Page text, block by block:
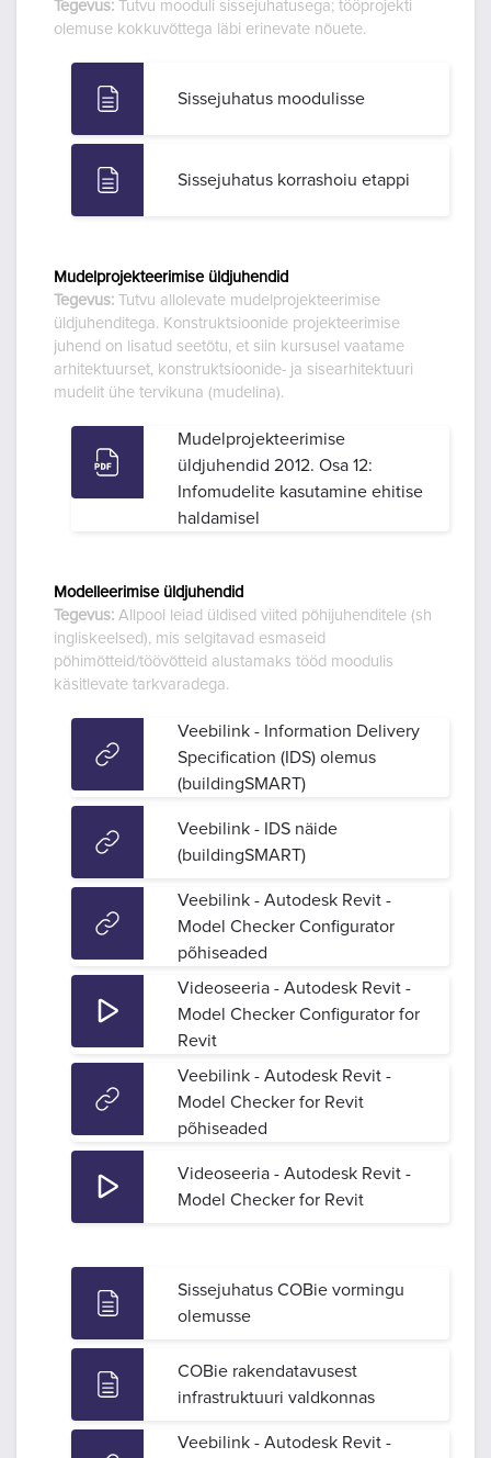
Tegevus: Tutvu mooduli sissejuhatusega; tööprojekti
olemuse kokkuvõttega läbi erinevate nõuete.
Sissejuhatus moodulisse
Sissejuhatus korrashoiu etappi
Mudelprojekteerimise üldjuhendid
Tegevus: Tutvu allolevate mudelprojekteerimise
üldjuhenditega. Konstruktsioonide projekteerimise
juhend on lisatud seetõtu, et siin kursusel vaatame
arhitektuurset, konstruktsioonide- ja sisearhitektuuri
mudelit ühe tervikuna (mudelina).
Mudelprojekteerimise
üldjuhendid 2012. Osa 12:
Infomudelite kasutamine ehitise
haldamisel
Modelleerimise üldjuhendid
Tegevus: Allpool leiad üldised viited põhijuhenditele (sh
ingliskeelsed), mis selgitavad esmaseid
põhimõtteid/töövõtteid alustamaks tööd moodulis
käsitlevate tarkvaradega.
Veebilink - Information Delivery
Specification (IDS) olemus
(buildingSMART)
Veebilink - IDS näide
(buildingSMART)
Veebilink - Autodesk Revit -
Model Checker Configurator
põhiseaded
Videoseeria - Autodesk Revit -
Model Checker Configurator for
Revit
Veebilink - Autodesk Revit -
Model Checker for Revit
põhiseaded
Videoseeria - Autodesk Revit -
Model Checker for Revit
Sissejuhatus COBie vormingu
olemusse
COBie rakendatavusest
infrastruktuuri valdkonnas
Veebilink - Autodesk Revit -